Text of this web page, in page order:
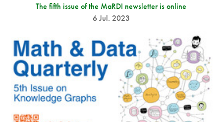
The fifth issue of the MaRDI newsletter is online
6 Jul. 2023